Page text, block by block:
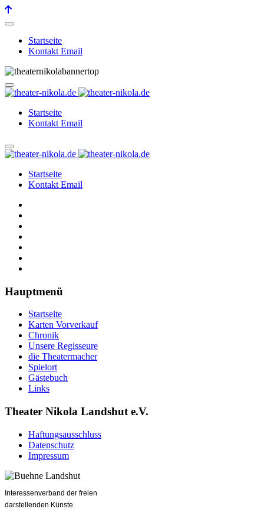
Startseite
Kontakt Email
Startseite
Kontakt Email
Startseite
Kontakt Email
Hauptmenü
Startseite
Karten Vorverkauf
Chronik
Unsere Regisseure
die Theatermacher
Spielort
Gästebuch
Links
Theater Nikola Landshut e.V.
Haftungsausschluss
Datenschutz
Impressum
Interessenverband der freien
darstellenden Künste